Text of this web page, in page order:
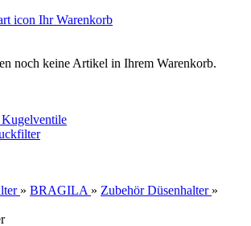
Ihr Warenkorb
noch keine Artikel in Ihrem Warenkorb.
» BRAGILA » Zubehör Düsenhalter »